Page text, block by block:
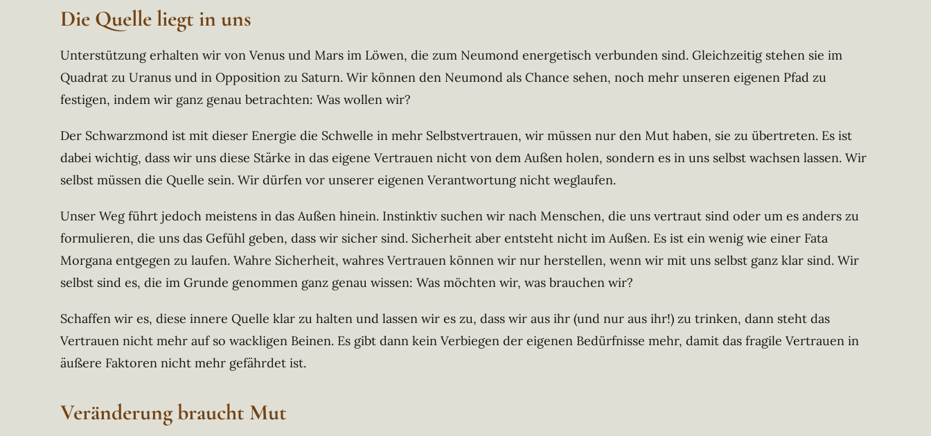
Die Quelle liegt in uns
Unterstützung erhalten wir von Venus und Mars im Löwen, die zum Neumond energetisch verbunden sind. Gleichzeitig stehen sie im
Quadrat zu Uranus und in Opposition zu Saturn. Wir können den Neumond als Chance sehen, noch mehr unseren eigenen Pfad zu
festigen, indem wir ganz genau betrachten: Was wollen wir?
Der Schwarzmond ist mit dieser Energie die Schwelle in mehr Selbstvertrauen, wir müssen nur den Mut haben, sie zu übertreten. Es ist
dabei wichtig, dass wir uns diese Stärke in das eigene Vertrauen nicht von dem Außen holen, sondern es in uns selbst wachsen lassen. Wir
selbst müssen die Quelle sein. Wir dürfen vor unserer eigenen Verantwortung nicht weglaufen.
Unser Weg führt jedoch meistens in das Außen hinein. Instinktiv suchen wir nach Menschen, die uns vertraut sind oder um es anders zu
formulieren, die uns das Gefühl geben, dass wir sicher sind. Sicherheit aber entsteht nicht im Außen. Es ist ein wenig wie einer Fata
Morgana entgegen zu laufen. Wahre Sicherheit, wahres Vertrauen können wir nur herstellen, wenn wir mit uns selbst ganz klar sind. Wir
selbst sind es, die im Grunde genommen ganz genau wissen: Was möchten wir, was brauchen wir?
Schaffen wir es, diese innere Quelle klar zu halten und lassen wir es zu, dass wir aus ihr (und nur aus ihr!) zu trinken, dann steht das
Vertrauen nicht mehr auf so wackligen Beinen. Es gibt dann kein Verbiegen der eigenen Bedürfnisse mehr, damit das fragile Vertrauen in
äußere Faktoren nicht mehr gefährdet ist.
Veränderung braucht Mut